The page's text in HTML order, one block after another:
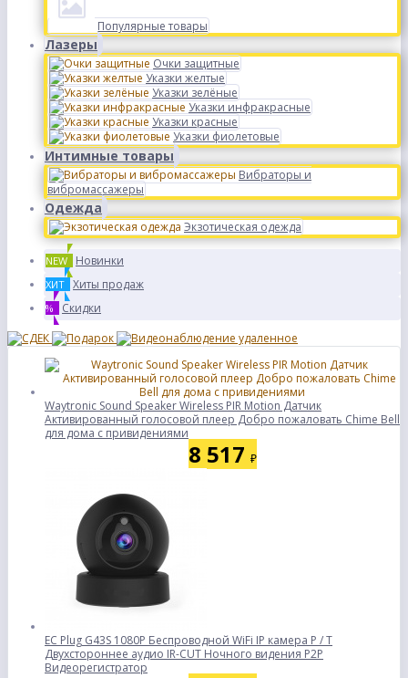
Популярные товары
Лазеры
Очки защитные
Указки желтые
Указки зелёные
Указки инфракрасные
Указки красные
Указки фиолетовые
Интимные товары
Вибраторы и
вибромассажеры
Одежда
Экзотическая одежда
NEW Новинки
ХИТ Хиты продаж
% Скидки
Waytronic Sound Speaker Wireless PIR Motion Датчик
Активированный голосовой плеер Добро пожаловать Chime Bell
для дома с привидениями
8 517 ₽
ЕС Plug G43S 1080P Беспроводной WiFi IP камера P / T
Двухстороннее аудио IR-CUT Ночного видения P2P
Видеорегистратор